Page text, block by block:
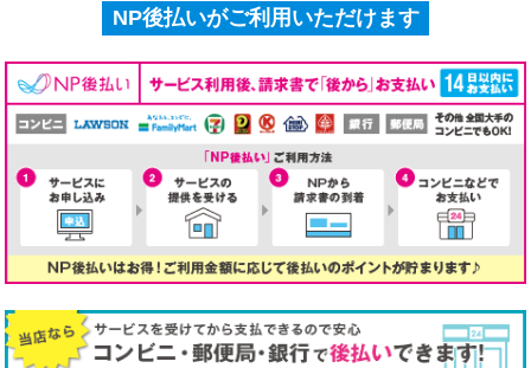
NP後払いがご利用いただけます